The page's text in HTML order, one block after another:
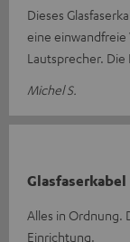
Dieses
eine einwandfreie
Lautsprecher. Die
Michel S.
Glasfaserkabel
Alles in Ordnung.
Einrichtung.